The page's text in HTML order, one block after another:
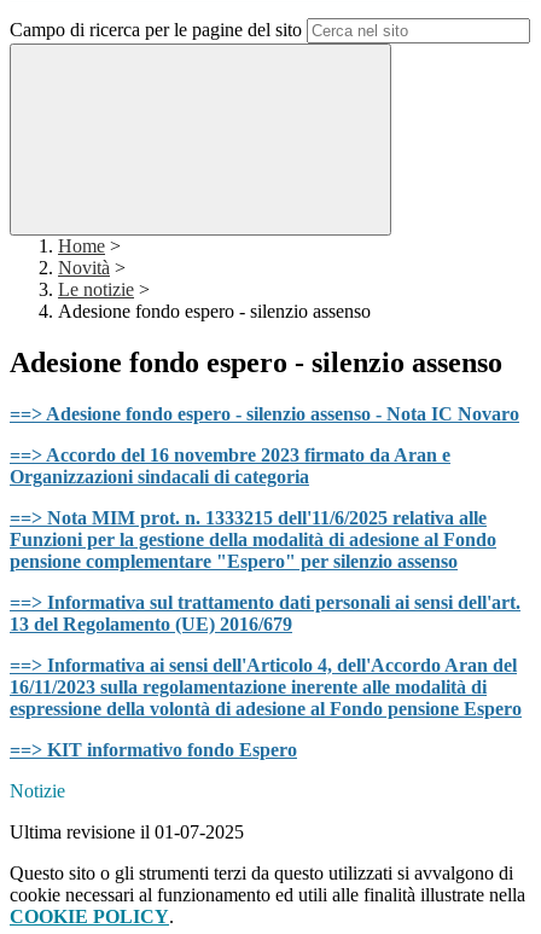
Campo di ricerca per le pagine del sito
Home >
Novità >
Le notizie >
Adesione fondo espero - silenzio assenso
Adesione fondo espero - silenzio assenso
==> Adesione fondo espero - silenzio assenso - Nota IC Novaro
==> Accordo del 16 novembre 2023 firmato da Aran e
Organizzazioni sindacali di categoria
==> Nota MIM prot. n. 1333215 dell'11/6/2025 relativa alle
Funzioni per la gestione della modalità di adesione al Fondo
pensione complementare "Espero" per silenzio assenso
==> Informativa sul trattamento dati personali ai sensi dell'art.
13 del Regolamento (UE) 2016/679
==> Informativa ai sensi dell'Articolo 4, dell'Accordo Aran del
16/11/2023 sulla regolamentazione inerente alle modalità di
espressione della volontà di adesione al Fondo pensione Espero
==> KIT informativo fondo Espero
Notizie
Ultima revisione il 01-07-2025
Questo sito o gli strumenti terzi da questo utilizzati si avvalgono di
cookie necessari al funzionamento ed utili alle finalità illustrate nella
COOKIE POLICY.